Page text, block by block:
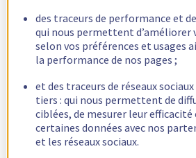
des traceurs de performance et
qui nous permettent
selon vos préférences et usages
la performance de nos pages ;
et des traceurs de réseaux
tiers : qui nous permettent de
ciblées, de mesurer leur
certaines données avec nos
et les réseaux sociaux.